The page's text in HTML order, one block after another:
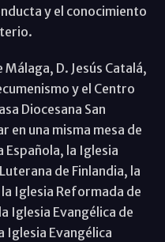
y el conocimiento
D. Jesús Catalá,
y el Centro
Diocesana San
en una misma mesa de
Española, la Iglesia
de Finlandia, la
Iglesia Reformada de
Iglesia Evangélica de
Iglesia Evangélica